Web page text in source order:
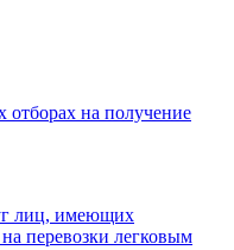
на получение
лиц, имеющих
перевозки легковым